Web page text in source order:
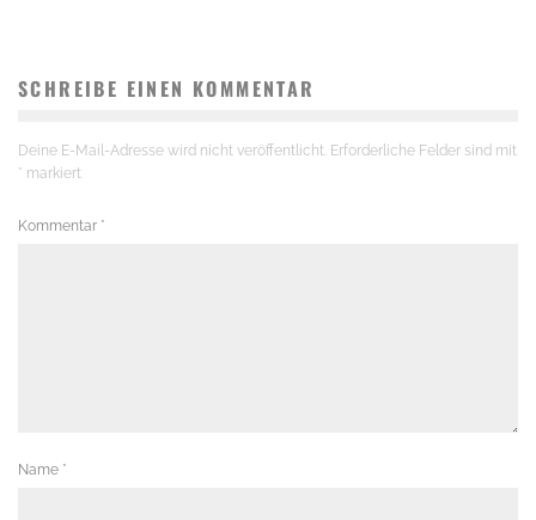
SCHREIBE EINEN KOMMENTAR
Deine E-Mail-Adresse wird nicht veröffentlicht. Erforderliche Felder sind mit
* markiert
Kommentar *
Name *